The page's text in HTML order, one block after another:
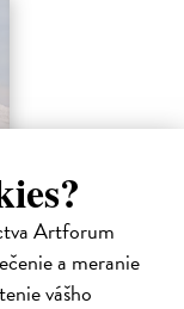
Artforum
a meranie
vášho